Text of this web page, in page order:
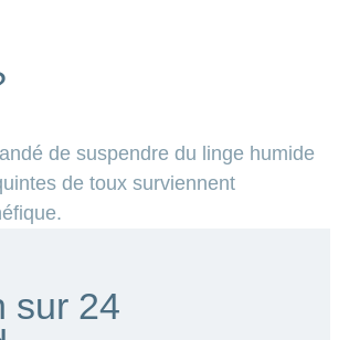
de suspendre du linge humide
de toux surviennent
sur 24